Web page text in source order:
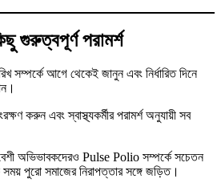
গুরুত্বপূর্ণ পরামর্শ
সম্পর্কে আগে থেকেই জানুন এবং নির্ধারিত দিনে
করুন এবং স্বাস্থ্যকর্মীর পরামর্শ অনুযায়ী সব
অভিভাবকদেরও Pulse Polio সম্পর্কে সচেতন
পুরো সমাজের নিরাপত্তার সঙ্গে জড়িত।